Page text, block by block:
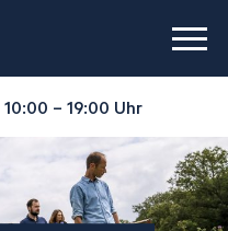
10:00 – 19:00 Uhr